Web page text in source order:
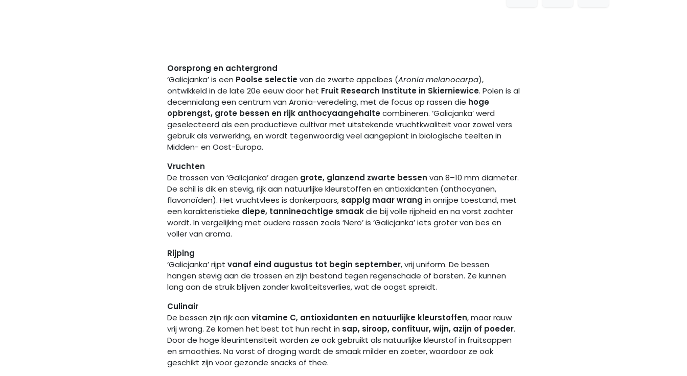
Oorsprong en achtergrond
‘Galicjanka’ is een Poolse selectievan de zwarte appelbes (Aronia melanocarpa),
ontwikkeld in de late 20e eeuw door het Fruit Research Institute in Skierniewice. Polen is al
decennialang een centrum van Aronia-veredeling, met de focus op rassen die hoge
opbrengst, grote bessen en rijk anthocyaan­gehaltecombineren. ‘Galicjanka’ werd
geselecteerd als een productieve cultivar met uitstekende vruchtkwaliteit voor zowel vers
gebruik als verwerking, en wordt tegenwoordig veel aangeplant in biologische teelten in
Midden- en Oost-Europa.
Vruchten
De trossen van ‘Galicjanka’ dragen grote, glanzend zwarte bessen van 8–10 mm diameter.
De schil is dik en stevig, rijk aan natuurlijke kleurstoffen en antioxidanten (anthocyanen,
flavonoïden). Het vruchtvlees is donkerpaars, sappig maar wrang in onrijpe toestand, met
een karakteristieke diepe, tannineachtige smaakdie bij volle rijpheid en na vorst zachter
wordt. In vergelijking met oudere rassen zoals ‘Nero’ is ‘Galicjanka’ iets groter van bes en
voller van aroma.
Rijping
‘Galicjanka’ rijpt vanaf eind augustus tot begin september, vrij uniform. De bessen
hangen stevig aan de trossen en zijn bestand tegen regenschade of barsten. Ze kunnen
lang aan de struik blijven zonder kwaliteitsverlies, wat de oogst spreidt.
Culinair
De bessen zijn rijk aan vitamine C, antioxidanten en natuurlijke kleurstoffen, maar rauw
vrij wrang. Ze komen het best tot hun recht in sap, siroop, confituur, wijn, azijn of poeder.
Door de hoge kleurintensiteit worden ze ook gebruikt als natuurlijke kleurstof in fruitsappen
en smoothies. Na vorst of droging wordt de smaak milder en zoeter, waardoor ze ook
geschikt zijn voor gezonde snacks of thee.